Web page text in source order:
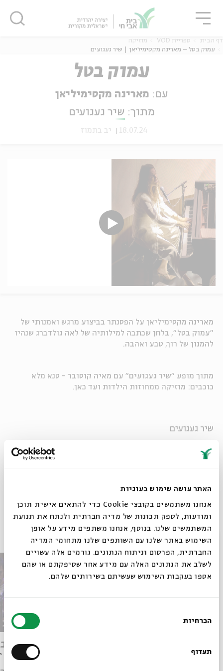
האתר עושה שימוש בעוגיות
אנחנו משתמשים בקובצי Cookie כדי להתאים אישית תוכן
ומודעות, לספק תכונות של מדיה חברתית ולנתח את תנועת
המשתמשים שלנו. בנוסף, אנחנו משתפים מידע על אופן
השימוש באתר שלנו עם השותפים שלנו מתחומי המדיה
החברתית, הפרסום וניתוח הנתונים. גורמים אלה עשויים
לשלב את הנתונים האלה עם מידע אחר שסיפקתם או שהם
אספו בעקבות השימוש שעשיתם בשירותים שלהם.
הסכמה
הכרחיות
תעדוף
דף הבית ספריית VOD
מוזיקה
עמוק בטל – מארינה מקסימיליאן | שיר געגועים
עמוק בטל
עם: מארינה מקסימיליאן
מתוך: שיר געגועים
18.07.24 יב בתמוז
מארינה מקסימיליאן על הפסנתר בביצוע מרגש ואמנותי של
"עמוק בטל", בלחן שכתבה למילותיה של לאה גולדברג שנהיו
להמנון של רוך, טבע ואהבה.
מתוך מופע "שיר געגועים" עם מאיה קוסובר - טנא מלא
כוכבים: מוזיקה ממחוזות הילדות ועד כאן.
שיר געגועים
מתוך המפגש עמוק בטל – מארינה מקסימיליאן שהתקיים
ב-29.05.24
פרקים נוספים בסדרה
האור
סגור
סגור